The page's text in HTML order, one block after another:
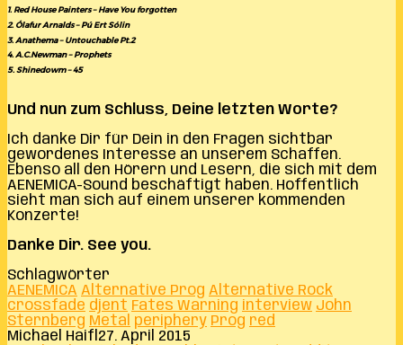
1. Red House Painters – Have You forgotten
2. Ólafur Arnalds – Pú Ert Sólin
3. Anathema – Untouchable Pt.2
4. A.C.Newman – Prophets
5. Shinedowm – 45
Und nun zum Schluss, Deine letzten Worte?
Ich danke Dir für Dein in den Fragen sichtbar
gewordenes Interesse an unserem Schaffen.
Ebenso all den Hörern und Lesern, die sich mit dem
AENEMICA-Sound beschäftigt haben. Hoffentlich
sieht man sich auf einem unserer kommenden
Konzerte!
Danke Dir. See you.
Schlagwörter
AENEMICA Alternative Prog Alternative Rock
crossfade djent Fates Warning interview John
Sternberg Metal periphery Prog red
Michael Haifl 27. April 2015